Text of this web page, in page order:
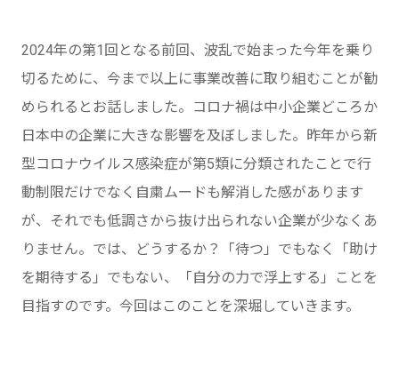
2024年の第1回となる前回、波乱で始まった今年を乗り
切るために、今まで以上に事業改善に取り組むことが勧
められるとお話しました。コロナ禍は中小企業どころか
日本中の企業に大きな影響を及ぼしました。昨年から新
型コロナウイルス感染症が第5類に分類されたことで行
動制限だけでなく自粛ムードも解消した感があります
が、それでも低調さから抜け出られない企業が少なくあ
りません。では、どうするか？「待つ」でもなく「助け
を期待する」でもない、「自分の力で浮上する」ことを
目指すのです。今回はこのことを深堀していきます。